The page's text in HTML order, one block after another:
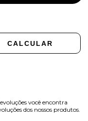
CALCULAR
você encontra
dos nossos produtos.